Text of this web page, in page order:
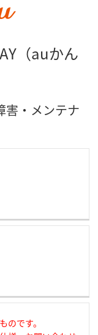
（auかん
害・メンテナ
のです。